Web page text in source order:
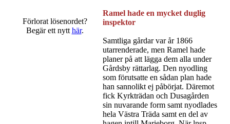
Förlorat lösenordet?
Begär ett nytt här.
Ramel hade en mycket duglig
inspektor
Samtliga gårdar var år 1866
utarrenderade, men Ramel hade
planer på att lägga dem alla under
Gårdsby rättarlag. Den nyodling
som förutsatte en sådan plan hade
han sannolikt ej påbörjat. Däremot
fick Kyrkträdan och Dusagården
sin nuvarande form samt nyodlades
hela Västra Träda samt en del av